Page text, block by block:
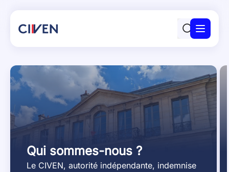
Qui sommes-nous ?
Le CIVEN, autorité indépendante, indemnise
Le CIVEN
Actualités
Ma demande
Obtenir de l’aide
Ressources
FAQ
Contact